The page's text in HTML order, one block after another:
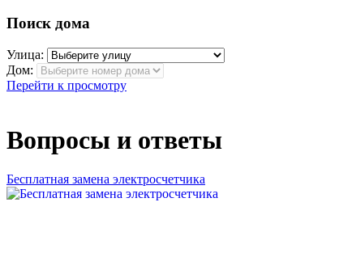
Поиск дома
Улица:
Дом:
Перейти к просмотру
Вопросы и ответы
Бесплатная замена электросчетчика